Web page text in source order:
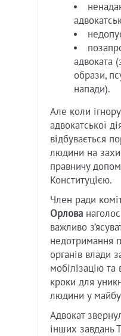
адвоката
образи,
напади).
Але коли
адвокатської
відбувається
людини на
правничу
Конституцією.
Член ради
Орлова
важливо
недотримання
органів влади
мобілізацію та
кроки для
людини у
Адвокат
інших завдань